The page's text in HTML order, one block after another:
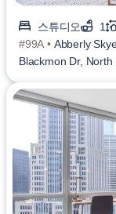
스튜디오 1
#99A • Abberly
Blackmon Dr,